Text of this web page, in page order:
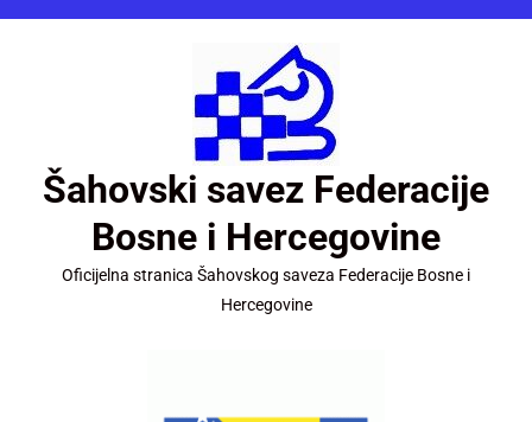
Šahovski savez Federacije
Bosne i Hercegovine
Oficijelna stranica Šahovskog saveza Federacije Bosne i
Hercegovine